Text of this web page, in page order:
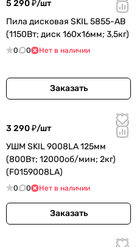
5 290 ₽/шт
Пила дисковая SKIL 5855-АВ
(1150Вт; диск 160х16мм; 3,5кг)
0 0 Нет в наличии
Заказать
3 290 ₽/шт
УШМ SKIL 9008LА 125мм
(800Вт; 12000об/мин; 2кг)
(F0159008LA)
0 0 Нет в наличии
Заказать